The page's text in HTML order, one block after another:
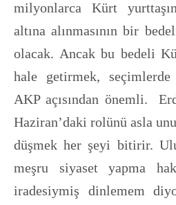
milyonlarca Kürt
altına alınmasının bir
olacak. Ancak bu bedeli
hale getirmek,
AKP açısından önemli.
Haziran’daki rolünü asla
düşmek her şeyi bitirir.
meşru siyaset yapma
iradesiymiş dinlemem